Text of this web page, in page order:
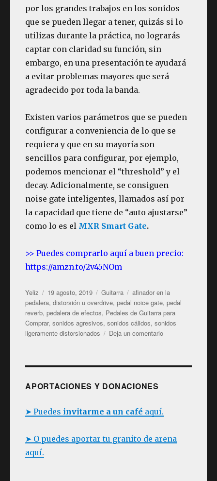
por los grandes trabajos en los sonidos
que se pueden llegar a tener, quizás si lo
utilizas durante la práctica, no lograrás
captar con claridad su función, sin
embargo, en una presentación te ayudará
a evitar problemas mayores que será
agradecido por toda la banda.
Existen varios parámetros que se pueden
configurar a conveniencia de lo que se
requiera y que en su mayoría son
sencillos para configurar, por ejemplo,
podemos mencionar el “threshold” y el
decay. Adicionalmente, se consiguen
noise gate inteligentes, llamados así por
la capacidad que tiene de “auto ajustarse”
como lo es el MXR Smart Gate.
>> Puedes comprarlo aquí a buen precio:
https://amzn.to/2v45NOm
Autor
Yeliz
Publicado
el
19 agosto, 2019 Categorías
Guitarra Etiquetas
afinador en la
pedalera,distorsión u overdrive,pedal noice gate,pedal
reverb,pedalera de efectos, Pedales de Guitarra para
Comprar,sonidos agresivos,sonidos cálidos,sonidos
ligeramente distorsionados
Deja un comentarioen
Comprar
APORTACIONES Y DONACIONES
➤ Puedes invitarme a un café aquí.
➤ O puedes aportar tu granito de arena
aquí.